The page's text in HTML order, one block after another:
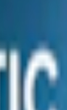
är
det